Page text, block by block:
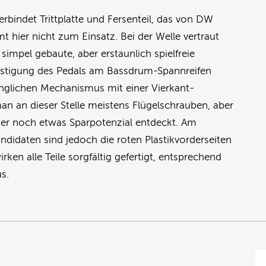
Trittplatte und Fersenteil, das von DW
hier nicht zum Einsatz. Bei der Welle vertraut
gebaute, aber erstaunlich spielfreie
des Pedals am Bassdrum-Spannreifen
Mechanismus mit einer Vierkant-
an dieser Stelle meistens Flügelschrauben, aber
noch etwas Sparpotenzial entdeckt. Am
sind jedoch die roten Plastikvorderseiten
alle Teile sorgfältig gefertigt, entsprechend